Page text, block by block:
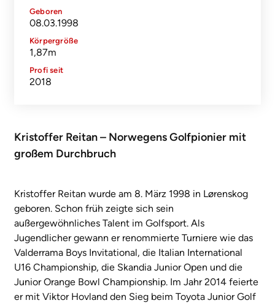
Geboren
08.03.1998
Körpergröße
1,87m
Profi seit
2018
Kristoffer Reitan – Norwegens Golfpionier mit
großem Durchbruch
Kristoffer Reitan wurde am 8. März 1998 in Lørenskog
geboren. Schon früh zeigte sich sein
außergewöhnliches Talent im Golfsport. Als
Jugendlicher gewann er renommierte Turniere wie das
Valderrama Boys Invitational, die Italian International
U16 Championship, die Skandia Junior Open und die
Junior Orange Bowl Championship. Im Jahr 2014 feierte
er mit Viktor Hovland den Sieg beim Toyota Junior Golf